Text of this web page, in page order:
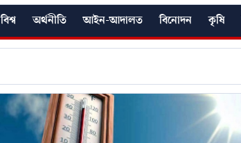
বিশ্ব অর্থনীতি আইন-আদালত বিনোদন কৃষি